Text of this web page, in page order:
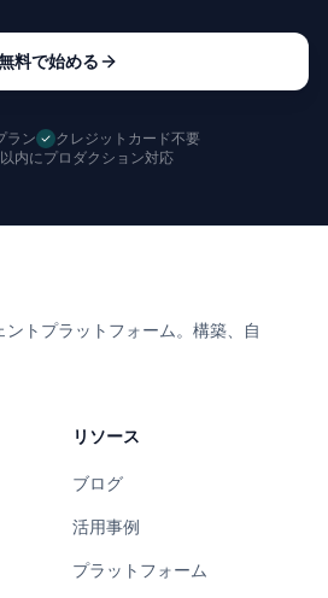
料で始める
ラン
クレジットカード不要
内にプロダクション対応
トプラットフォーム。構築、自
リソース
ブログ
活用事例
プラットフォーム